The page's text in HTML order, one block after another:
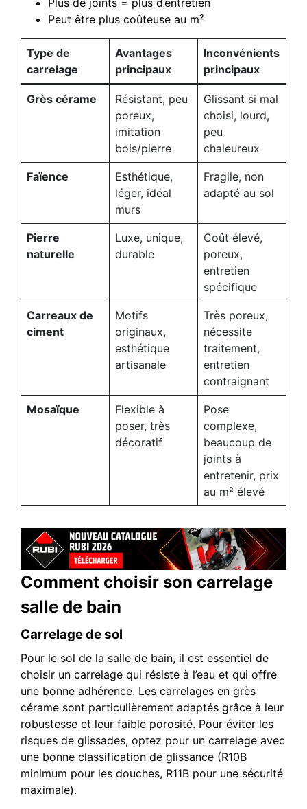
Peut être plus coûteuse au m²
Type de
carrelage
Avantages
principaux
Inconvénients
principaux
Grès cérame
Résistant, peu
poreux,
imitation
bois/pierre
Glissant si mal
choisi, lourd,
peu
chaleureux
Faïence
Esthétique,
léger, idéal
murs
Fragile, non
adapté au sol
Pierre
naturelle
Luxe, unique,
durable
Coût élevé,
poreux,
entretien
spécifique
Carreaux de
ciment
Motifs
originaux,
esthétique
artisanale
Très poreux,
nécessite
traitement,
entretien
contraignant
Mosaïque
Flexible à
poser, très
décoratif
Pose
complexe,
beaucoup de
joints à
entretenir, prix
au m² élevé
Comment choisir son carrelage
salle de bain
Carrelage de sol
Pour le sol de la salle de bain, il est essentiel de
choisir un carrelage qui résiste à l’eau et qui offre
une bonne adhérence. Les carrelages en grès
cérame sont particulièrement adaptés grâce à leur
robustesse et leur faible porosité. Pour éviter les
risques de glissades, optez pour un carrelage avec
une bonne classification de glissance (R10B
minimum pour les douches, R11B pour une sécurité
maximale).